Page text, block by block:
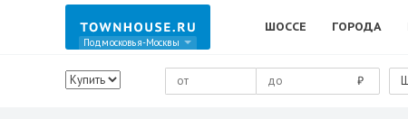
Подмосковья-Москвы
ШОССЕ ГОРОДА
₽